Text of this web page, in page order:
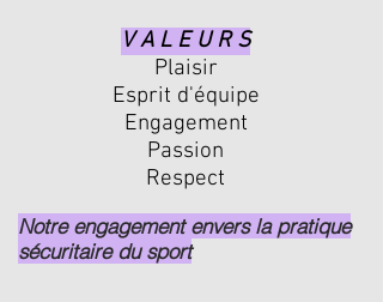
V A L E U R S
Plaisir
Esprit d'équipe
Engagement
Passion
Respect
Notre engagement envers la pratique
sécuritaire du sport